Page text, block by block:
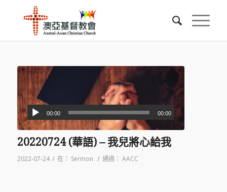
00:00 00:00
20220724 (華語) – 我兒將心給我
2022-07-24 / 在： Sermon / 通過： AACC